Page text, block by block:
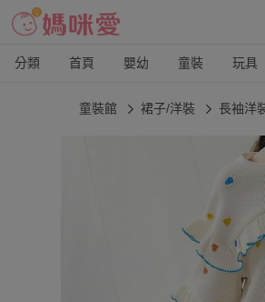
分類 首頁 嬰幼 童裝 玩具
童裝館 裙子/洋裝 長袖洋